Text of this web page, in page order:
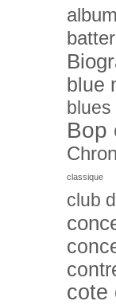
album
blue
blues
Bop
classique
club
cote